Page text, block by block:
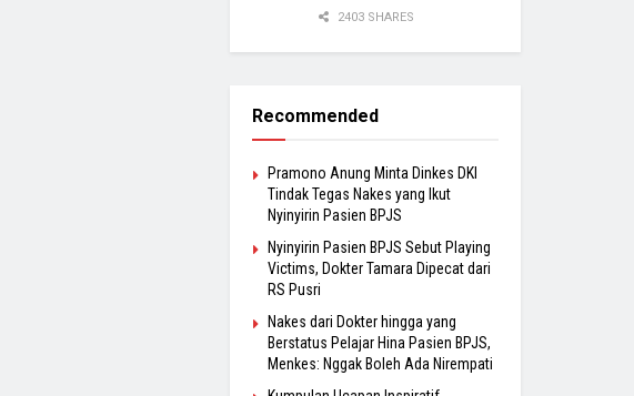
2403 SHARES
Recommended
Pramono Anung Minta Dinkes DKI
Tindak Tegas Nakes yang Ikut
Nyinyirin Pasien BPJS
Nyinyirin Pasien BPJS Sebut Playing
Victims, Dokter Tamara Dipecat dari
RS Pusri
Nakes dari Dokter hingga yang
Berstatus Pelajar Hina Pasien BPJS,
Menkes: Nggak Boleh Ada Nirempati